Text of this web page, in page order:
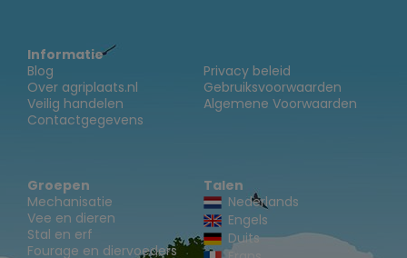
Informatie
Blog
Over agriplaats.nl
Veilig handelen
Contactgegevens
Privacy beleid
Gebruiksvoorwaarden
Algemene Voorwaarden
Groepen
Mechanisatie
Vee en dieren
Stal en erf
Fourage en diervoeders
Talen
Nederlands
Engels
Duits